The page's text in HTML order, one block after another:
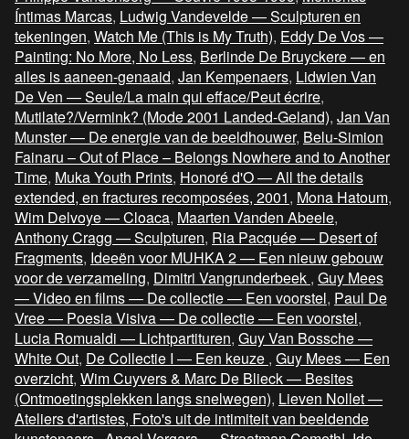
Íntimas Marcas, Ludwig Vandevelde — Sculpturen en
tekeningen, Watch Me (This is My Truth), Eddy De Vos —
Painting: No More, No Less, Berlinde De Bruyckere — en
alles is aaneen-genaaid, Jan Kempenaers, Lidwien Van
De Ven — Seule/La main qui efface/Peut écrire,
Mutilate?/Vermink? (Mode 2001 Landed-Geland), Jan Van
Munster — De energie van de beeldhouwer, Belu-Simion
Fainaru – Out of Place – Belongs Nowhere and to Another
Time, Muka Youth Prints, Honoré d'O — All the details
extended, en fractures recomposées, 2001, Mona Hatoum,
Wim Delvoye — Cloaca, Maarten Vanden Abeele,
Anthony Cragg — Sculpturen, Ria Pacquée — Desert of
Fragments, Ideeën voor MUHKA 2 — Een nieuw gebouw
voor de verzameling, Dimitri Vangrunderbeek , Guy Mees
— Video en films — De collectie — Een voorstel, Paul De
Vree — Poesia Visiva — De collectie — Een voorstel,
Lucia Romualdi — Lichtpartituren, Guy Van Bossche —
White Out, De Collectie I — Een keuze , Guy Mees — Een
overzicht, Wim Cuyvers & Marc De Blieck — Besites
(Ontmoetingsplekken langs snelwegen), Lieven Nollet —
Ateliers d'artistes, Foto's uit de intimiteit van beeldende